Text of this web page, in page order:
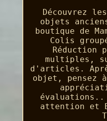
Découvrez
objets
boutique de
Colis
Réduction
multiples,
d'articles.
objet, pensez
évaluations..
attention et